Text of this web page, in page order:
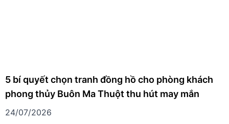
5 bí quyết chọn tranh đồng hồ cho phòng khách
phong thủy Buôn Ma Thuột thu hút may mắn
24/07/2026